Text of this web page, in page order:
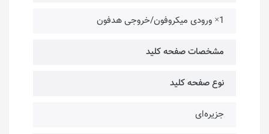
1× ورودی میکروفون/خروجی هدفون
مشخصات صفحه کلید
نوع صفحه کلید
جزیره‌ای